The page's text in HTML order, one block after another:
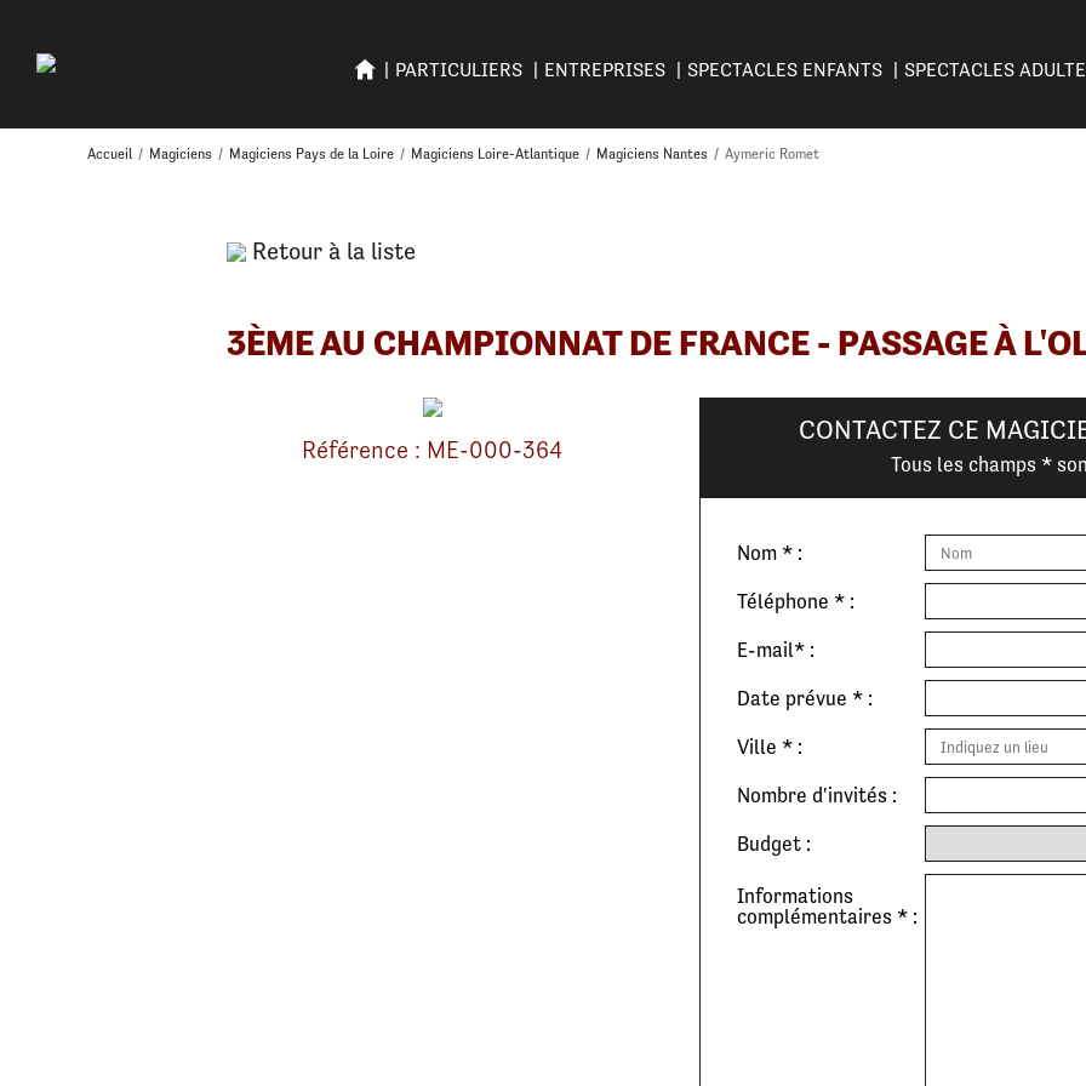
PARTICULIERS ENTREPRISES SPECTACLES ENFANTS SPECTACLES
Accueil / Magiciens / Magiciens Pays de la Loire / Magiciens Loire-Atlantique / Magiciens Nantes / Aymeric Romet
Retour à la liste
3ÈME AU CHAMPIONNAT DE FRANCE - PASSAGE À
Référence : ME-000-364
CONTACTEZ CE
Tous les champs *
Nom * :
Téléphone * :
E-mail* :
Date prévue * :
Ville * :
Nombre d'invités :
Budget :
Informations
complémentaires * :